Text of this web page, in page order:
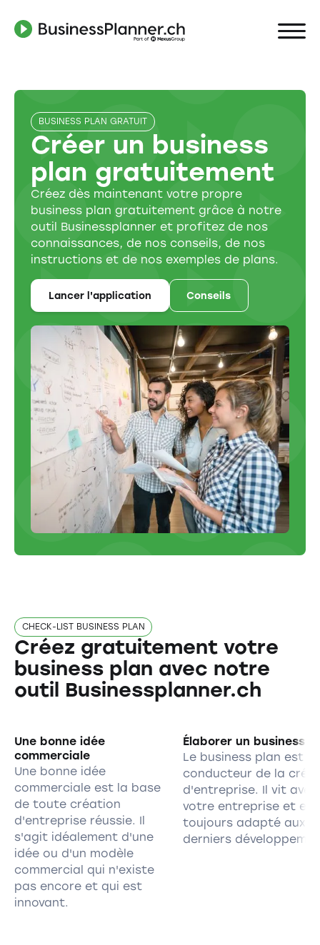
BUSINESS PLAN GRATUIT
Créer un business
plan gratuitement
Créez dès maintenant votre propre
business plan gratuitement grâce à notre
outil Businessplanner et profitez de nos
connaissances, de nos conseils, de nos
instructions et de nos exemples de plans.
Lancer l'application Conseils
CHECK-LIST BUSINESS PLAN
Créez gratuitement votre
business plan avec notre
outil Businessplanner.ch
Une bonne idée
commerciale
Une bonne idée
commerciale est la base
de toute création
d'entreprise réussie. Il
s'agit idéalement d'une
idée ou d'un modèle
commercial qui n'existe
pas encore et qui est
innovant.
Élaborer un business
Le business plan est
conducteur de la
d'entreprise. Il vit avec
votre entreprise et est
toujours adapté aux
derniers